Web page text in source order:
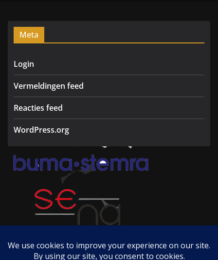
Meta
Login
Vermeldingen feed
Reacties feed
WordPress.org